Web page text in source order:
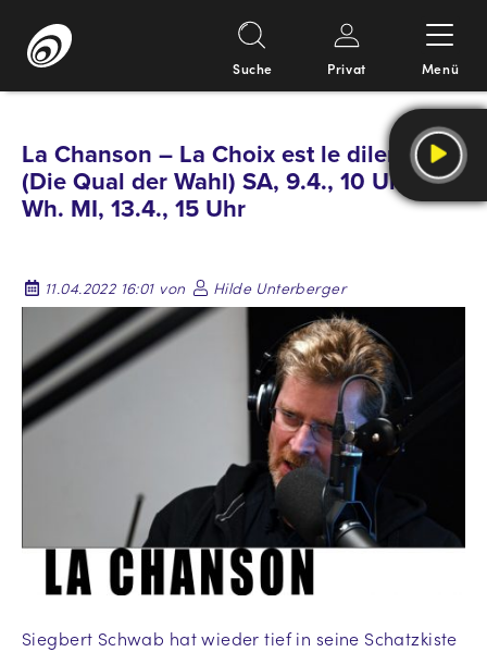
Inhalt
Suche Privat Menü
La Chanson – La Choix est le dilemme
(Die Qual der Wahl) SA, 9.4., 10 Uhr u.
Wh. MI, 13.4., 15 Uhr
11.04.2022 16:01 von Hilde Unterberger
Siegbert Schwab hat wieder tief in seine Schatzkiste